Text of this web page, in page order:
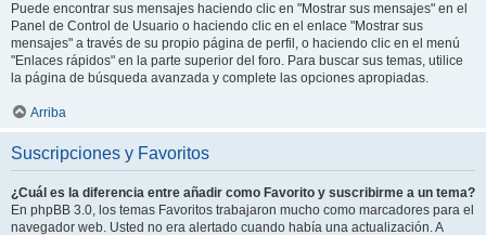
Puede encontrar sus mensajes haciendo clic en "Mostrar sus mensajes" en el
Panel de Control de Usuario o haciendo clic en el enlace "Mostrar sus
mensajes" a través de su propio página de perfil, o haciendo clic en el menú
"Enlaces rápidos" en la parte superior del foro. Para buscar sus temas, utilice
la página de búsqueda avanzada y complete las opciones apropiadas.
Arriba
Suscripciones y Favoritos
¿Cuál es la diferencia entre añadir como Favorito y suscribirme a un tema?
En phpBB 3.0, los temas Favoritos trabajaron mucho como marcadores para el
navegador web. Usted no era alertado cuando había una actualización. A